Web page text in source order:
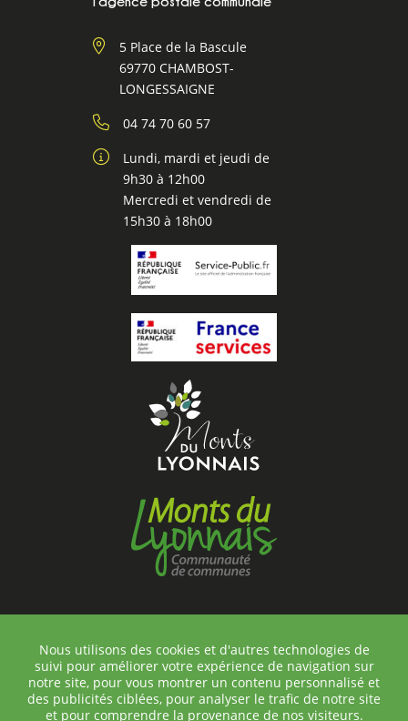
5 Place de la Bascule
69770 CHAMBOST-
LONGESSAIGNE
04 74 70 60 57
Lundi, mardi et jeudi de
9h30 à 12h00
Mercredi et vendredi de
15h30 à 18h00
©Chambost-Longessaigne
Contact
Plan du site
Nous utilisons des cookies et d'autres technologies de
suivi pour améliorer votre expérience de navigation sur
notre site, pour vous montrer un contenu personnalisé et
des publicités ciblées, pour analyser le trafic de notre site
et pour comprendre la provenance de nos visiteurs.